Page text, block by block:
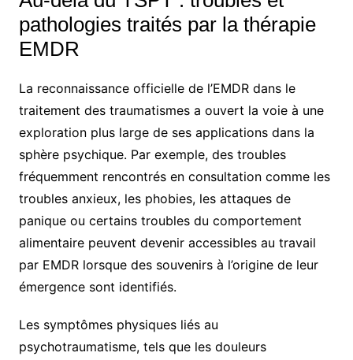
pathologies traités par la thérapie
EMDR
La reconnaissance officielle de l’EMDR dans le
traitement des traumatismes a ouvert la voie à une
exploration plus large de ses applications dans la
sphère psychique. Par exemple, des troubles
fréquemment rencontrés en consultation comme les
troubles anxieux, les phobies, les attaques de
panique ou certains troubles du comportement
alimentaire peuvent devenir accessibles au travail
par EMDR lorsque des souvenirs à l’origine de leur
émergence sont identifiés.
Les symptômes physiques liés au
psychotraumatisme, tels que les douleurs